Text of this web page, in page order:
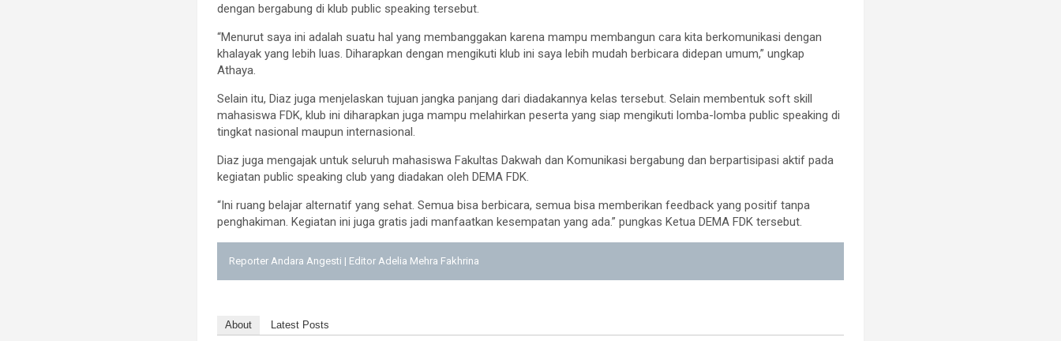
dengan bergabung di klub public speaking tersebut.
“Menurut saya ini adalah suatu hal yang membanggakan karena mampu membangun cara kita berkomunikasi dengan
khalayak yang lebih luas. Diharapkan dengan mengikuti klub ini saya lebih mudah berbicara didepan umum,” ungkap
Athaya.
Selain itu, Diaz juga menjelaskan tujuan jangka panjang dari diadakannya kelas tersebut. Selain membentuk soft skill
mahasiswa FDK, klub ini diharapkan juga mampu melahirkan peserta yang siap mengikuti lomba-lomba public speaking di
tingkat nasional maupun internasional.
Diaz juga mengajak untuk seluruh mahasiswa Fakultas Dakwah dan Komunikasi bergabung dan berpartisipasi aktif pada
kegiatan public speaking club yang diadakan oleh DEMA FDK.
“Ini ruang belajar alternatif yang sehat. Semua bisa berbicara, semua bisa memberikan feedback yang positif tanpa
penghakiman. Kegiatan ini juga gratis jadi manfaatkan kesempatan yang ada.” pungkas Ketua DEMA FDK tersebut.
Reporter Andara Angesti | Editor Adelia Mehra Fakhrina
About Latest Posts